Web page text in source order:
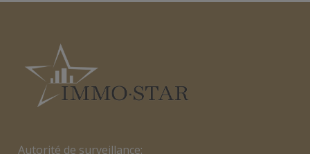
Autorité de surveillance: